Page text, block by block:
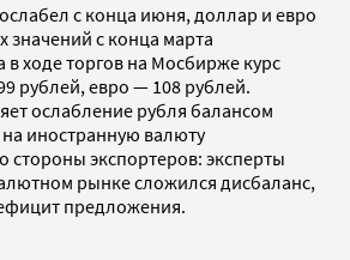
с конца июня, доллар и евро
значений с конца марта
в ходе торгов на Мосбирже курс
рублей, евро — 108 рублей.
ослабление рубля балансом
иностранную валюту
стороны экспортеров: эксперты
рынке сложился дисбаланс,
предложения.